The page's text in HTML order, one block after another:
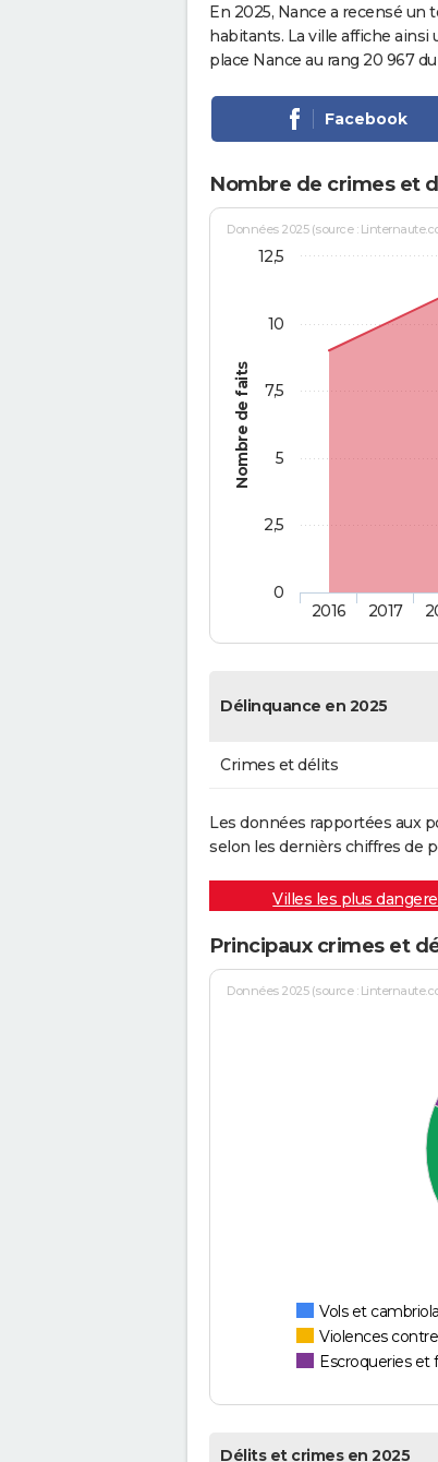
En 2025, Nance a recensé un
habitants. La ville affiche
place Nance au rang 20 967
Facebook
Nombre de crimes et
Nombre de faits
Données 2025 (source :
2016 2017
0
2,5
5
7,5
10
12,5
Délinquance en 2025
Crimes et délits
Les données rapportées aux
selon les dernièrs chiffres de
Villes les plus
Principaux crimes et
Données 2025 (source :
Vols et
Violences
Escroqueries et
Délits et crimes en 2025